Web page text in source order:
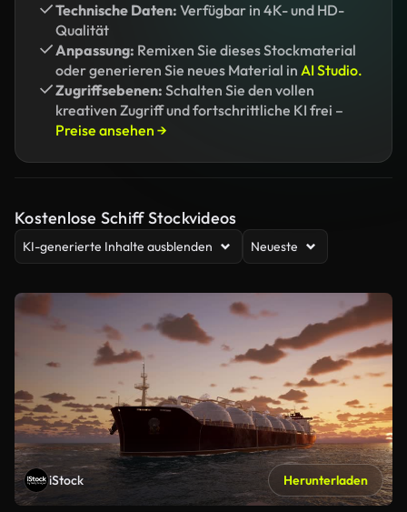
Technische Daten: Verfügbar in 4K- und HD-
Qualität
Anpassung: Remixen Sie dieses Stockmaterial
oder generieren Sie neues Material in AI Studio.
Zugriffsebenen: Schalten Sie den vollen
kreativen Zugriff und fortschrittliche KI frei –
Preise ansehen →
Kostenlose Schiff Stockvideos
KI-generierte Inhalte ausblenden Neueste
iStock Herunterladen